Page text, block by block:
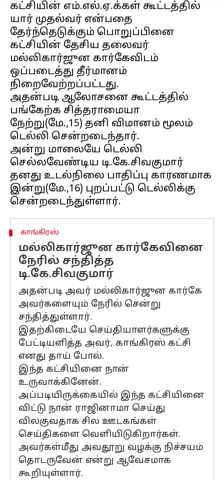
கட்சியின் எம்.எல்.ஏ.க்கள் கூட்டத்தில்
யார் முதல்வர் என்பதை
தேர்ந்தெடுக்கும் பொறுப்பினை
கட்சியின் தேசிய தலைவர்
மல்லிகார்ஜுன கார்கேவிடம்
ஒப்படைத்து தீர்மானம்
நிறைவேற்றப்பட்டது.
அதன்படி ஆலோசனை கூட்டத்தில்
பங்கேற்க சித்தராமையா
நேற்று(மே.,15) தனி விமானம் மூலம்
டெல்லி சென்றடைந்தார்.
அன்று மாலையே டெல்லி
செல்லவேண்டிய டி.கே.சிவகுமார்
தனது உடல்நிலை பாதிப்பு காரணமாக
இன்று(மே.,16) புறப்பட்டு டெல்லிக்கு
காங்கிரஸ்
மல்லிகார்ஜுன கார்கேவினை
நேரில் சந்தித்த
டி.கே.சிவகுமார்
அதன்படி அவர் மல்லிகார்ஜுன கார்கே
அவர்களையும் நேரில் சென்று
சந்தித்துள்ளார்.
இதற்கிடையே செய்தியாளர்களுக்கு
பேட்டியளித்த அவர், காங்கிரஸ் கட்சி
எனது தாய் போல்.
இந்த கட்சியினை நான்
உருவாக்கினேன்.
அப்படியிருக்கையில் இந்த கட்சியினை
விட்டு நான் ராஜினாமா செய்து
விலகுவதாக சில ஊடகங்கள்
செய்திகளை வெளியிடுகிறார்கள்.
அவர்கள்மீது அவதூறு வழக்கு நிச்சயம்
தொடருவேன் என்று ஆவேசமாக
கூறியுள்ளார்.